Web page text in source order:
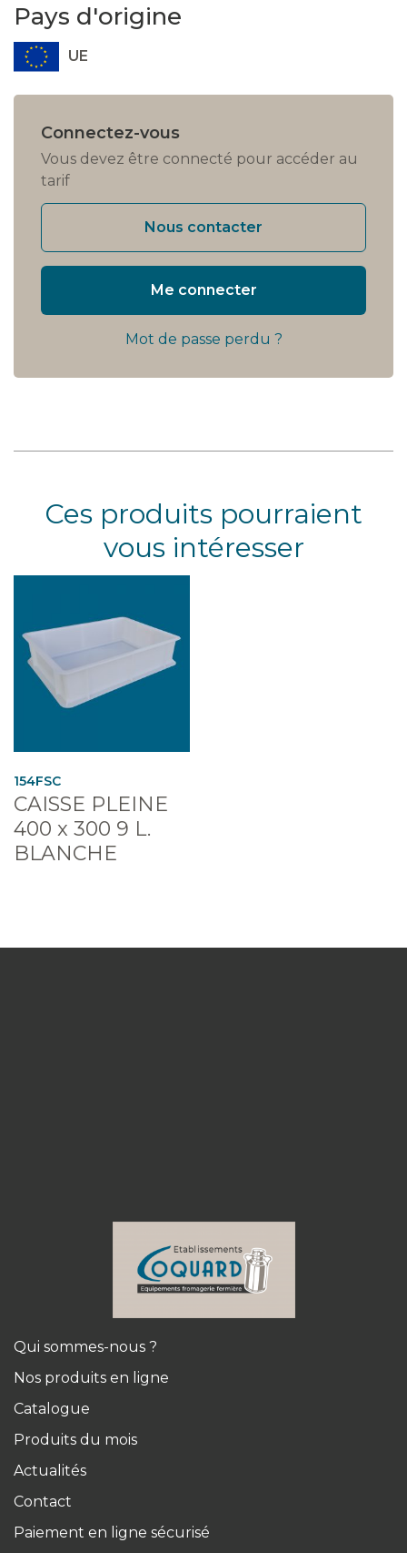
Pays d'origine
UE
Connectez-vous
Vous devez être connecté pour accéder au
tarif
Nous contacter
Me connecter
Mot de passe perdu ?
Ces produits pourraient
vous intéresser
154FSC
CAISSE PLEINE
400 x 300 9 L.
BLANCHE
Qui sommes-nous ?
Nos produits en ligne
Catalogue
Produits du mois
Actualités
Contact
Paiement en ligne sécurisé